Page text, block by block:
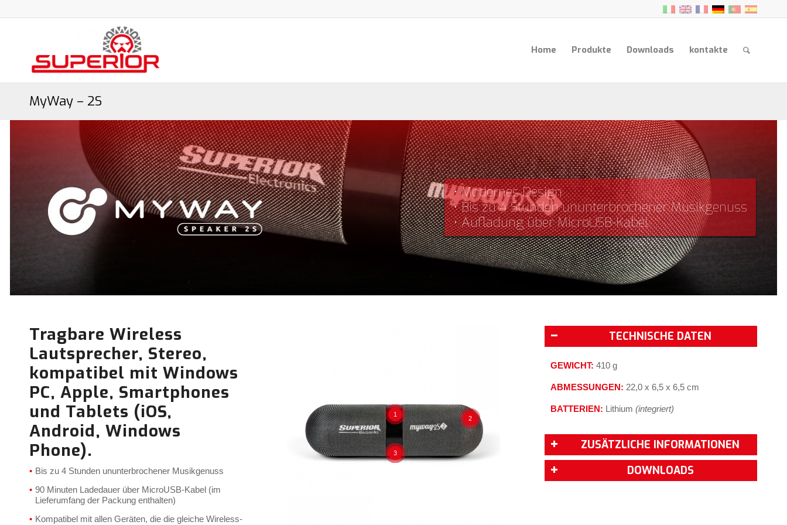
Home Produkte Downloads kontakte
MyWay – 2S
• Modernes Design
• Bis zu 4 Stunden ununterbrochener Musikgenuss
• Aufladung über MicroUSB-Kabel
Tragbare Wireless
Lautsprecher, Stereo,
kompatibel mit Windows
PC, Apple, Smartphones
und Tablets (iOS,
Android, Windows
Phone).
Bis zu 4 Stunden ununterbrochener Musikgenuss
90 Minuten Ladedauer über MicroUSB-Kabel (im
Lieferumfang der Packung enthalten)
Kompatibel mit allen Geräten, die die gleiche Wireless-
1
2
3
TECHNISCHE DATEN
GEWICHT: 410 g
ABMESSUNGEN: 22,0 x 6,5 x 6,5 cm
BATTERIEN: Lithium(integriert)
ZUSÄTZLICHE INFORMATIONEN
DOWNLOADS